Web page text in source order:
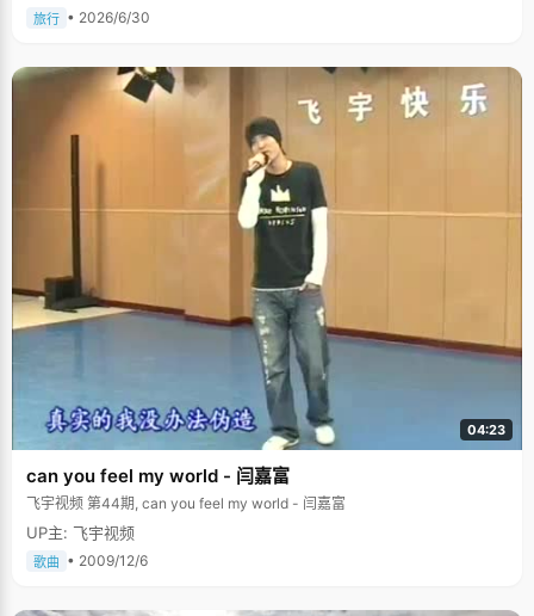
旅行 • 2026/6/30
04:23
can you feel my world - 闫嘉富
飞宇视频 第44期, can you feel my world - 闫嘉富
UP主: 飞宇视频
歌曲 • 2009/12/6